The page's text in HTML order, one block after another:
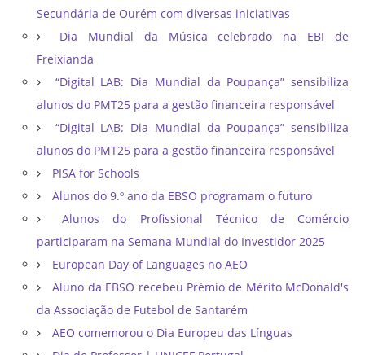
Secundária de Ourém com diversas iniciativas
Dia Mundial da Música celebrado na EBI de
Freixianda
“Digital LAB: Dia Mundial da Poupança” sensibiliza
alunos do PMT25 para a gestão financeira responsável
“Digital LAB: Dia Mundial da Poupança” sensibiliza
alunos do PMT25 para a gestão financeira responsável
PISA for Schools
Alunos do 9.º ano da EBSO programam o futuro
Alunos do Profissional Técnico de Comércio
participaram na Semana Mundial do Investidor 2025
European Day of Languages no AEO
Aluno da EBSO recebeu Prémio de Mérito McDonald's
da Associação de Futebol de Santarém
AEO comemorou o Dia Europeu das Línguas